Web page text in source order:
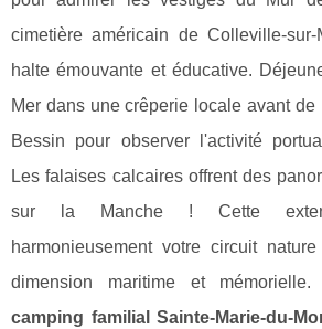
cimetière américain de Colleville-
halte émouvante et éducative.
Mer dans une crêperie locale avant de
Bessin pour observer l'activité
Les falaises calcaires offrent des
sur la Manche ! Cette
harmonieusement votre circuit
dimension maritime et
camping familial Sainte-Marie-du-